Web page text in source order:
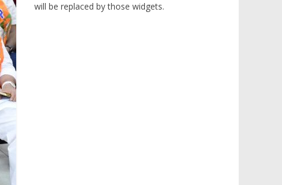
will be replaced by those widgets.